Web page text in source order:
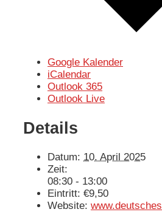
Google Kalender
iCalendar
Outlook 365
Outlook Live
Details
Datum: 10. April 2025
Zeit:
08:30 - 13:00
Eintritt: €9,50
Website: